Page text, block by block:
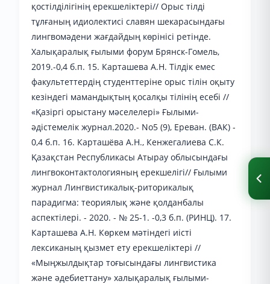
қостілділігінің ерекшеліктері// Орыс тілді
тұлғаның идиолектисі славян шекарасындағы
лингвомәдени жағдайдың көрінісі ретінде.
Халықаралық ғылыми форум Брянск-Гомель,
2019.-0,4 б.п. 15. Карташева А.Н. Тілдік емес
факультеттердің студенттеріне орыс тілін оқыту
кезіндегі мамандықтың қосалқы тілінің есебі //
«Қазіргі орыстану мәселелері» Ғылыми-
әдістемелік журнал.2020.- No5 (9), Ереван. (ВАК) -
0,4 б.п. 16. Карташёва А.Н., Кенжегалиева С.К.
Қазақстан Республикасы Атырау облысындағы
лингвоконтактологияның ерекшелігі// Ғылыми
журнал Лингвистикалық-риторикалық
парадигма: теориялық және қолданбалы
аспектілері. - 2020. - № 25-1. -0,3 б.п. (РИНЦ). 17.
Карташева А.Н. Көркем мәтіндегі иісті
лексиканың қызмет ету ерекшеліктері //
«Мыңжылдықтар тоғысындағы лингвистика
және әдебиеттану» халықаралық ғылыми-